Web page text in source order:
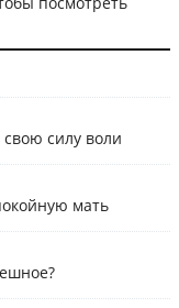
силу воли
мать